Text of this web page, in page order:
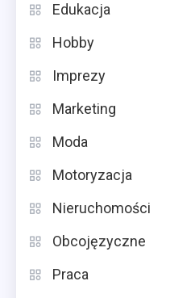
Edukacja
Hobby
Imprezy
Marketing
Moda
Motoryzacja
Nieruchomości
Obcojęzyczne
Praca